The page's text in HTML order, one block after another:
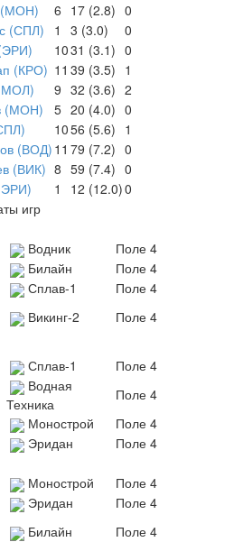
(МОН) 6 17 (2.8) 0
(СПЛ) 1 3 (3.0)
0
1031 (3.1) 0
(КРО) 11 39 (3.5) 1
9 32 (3.6) 2
(МОН) 5 20 (4.0) 0
1056 (5.6) 1
(ВОД) 11 79 (7.2) 0
(ВИК) 8 59 (7.4) 0
1 12 (12.0)0
игр
Водник
Поле 4
Билайн
Поле 4
Сплав-1
Поле 4
Викинг-2
Поле 4
Сплав-1
Поле 4
Водная
Техника
Поле 4
Монострой
Поле 4
Эридан
Поле 4
Монострой
Поле 4
Эридан
Поле 4
Билайн
Поле 4